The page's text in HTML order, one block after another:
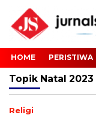
HOME PERISTIWA
Topik Natal 2023
Religi